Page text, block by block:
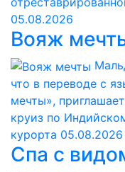
05.08.2026
Вояж
что в переводе с
мечты»,
круиз по
курорта 05.08.2026
Спа с